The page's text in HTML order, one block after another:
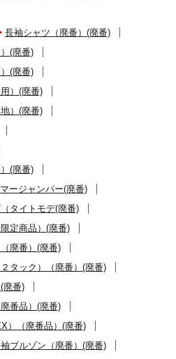
長袖シャツ（廃番）(廃番)
(廃番)
(廃番)
）(廃番)
）(廃番)
(廃番)
ージャンパー(廃番)
タイトモデ(廃番)
定商品）(廃番)
廃番）(廃番)
タック）（廃番）(廃番)
廃番)
番品）(廃番)
）（廃番品）(廃番)
ブルゾン（廃番）(廃番)